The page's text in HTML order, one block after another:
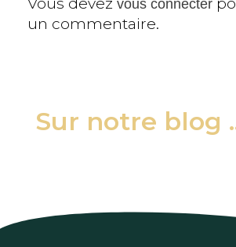
vous connecter
un commentaire.
Sur notre blog